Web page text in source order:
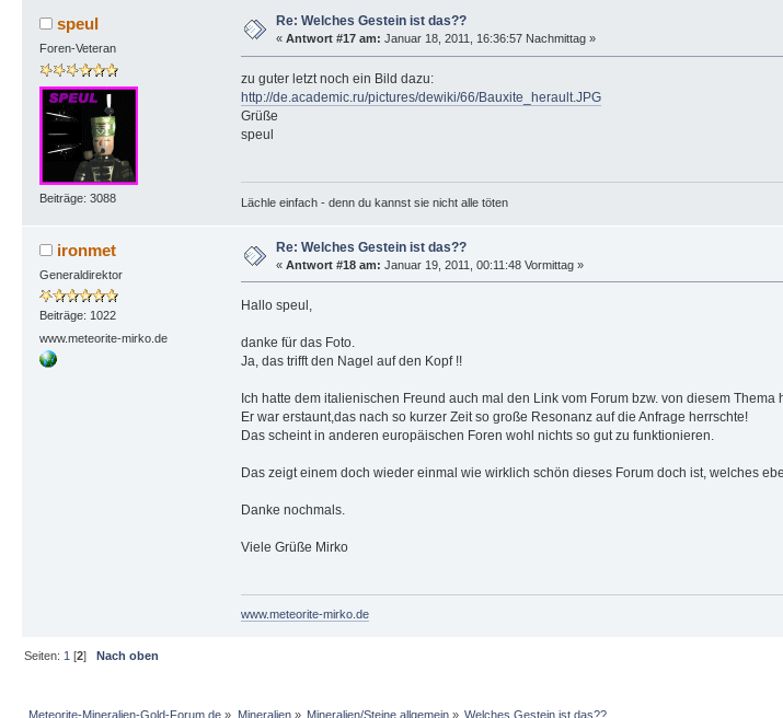
speul
Foren-Veteran
Beiträge: 3088
Re: Welches Gestein ist das??
« Antwort #17 am: Januar 18, 2011, 16:36:57 Nachmittag »
zu guter letzt noch ein Bild dazu:
http://de.academic.ru/pictures/dewiki/66/Bauxite_herault.JPG
Grüße
speul
Lächle einfach - denn du kannst sie nicht alle töten
ironmet
Generaldirektor
Beiträge: 1022
www.meteorite-mirko.de
Re: Welches Gestein ist das??
« Antwort #18 am: Januar 19, 2011, 00:11:48 Vormittag »
Hallo speul,
danke für das Foto.
Ja, das trifft den Nagel auf den Kopf !!
Ich hatte dem italienischen Freund auch mal den Link vom Forum bzw. von diesem Thema
Er war erstaunt,das nach so kurzer Zeit so große Resonanz auf die Anfrage herrschte!
Das scheint in anderen europäischen Foren wohl nichts so gut zu funktionieren.
Das zeigt einem doch wieder einmal wie wirklich schön dieses Forum doch ist, welches
Danke nochmals.
Viele Grüße Mirko
www.meteorite-mirko.de
Seiten: 1 [2]Nach oben
Meteorite-Mineralien-Gold-Forum.de » Mineralien» Mineralien/Steine allgemein» Welches Gestein ist das??